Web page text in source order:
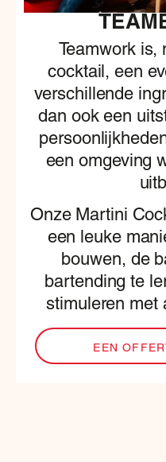
Teamwork is,
cocktail, een
verschillende
dan ook een
een omgeving
Onze Martini
een leuke
bouwen, de
bartending te
stimuleren met
EEN